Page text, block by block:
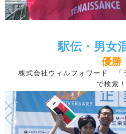
駅伝・男女
優勝
株式会社ウィルフォワード 「
で検索！